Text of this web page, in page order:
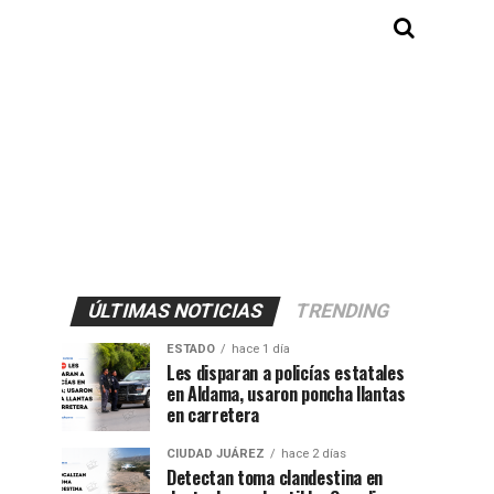
ÚLTIMAS NOTICIAS TRENDING
ESTADO hace 1 día
Les disparan a policías estatales
en Aldama, usaron poncha llantas
en carretera
CIUDAD JUÁREZ hace 2 días
Detectan toma clandestina en